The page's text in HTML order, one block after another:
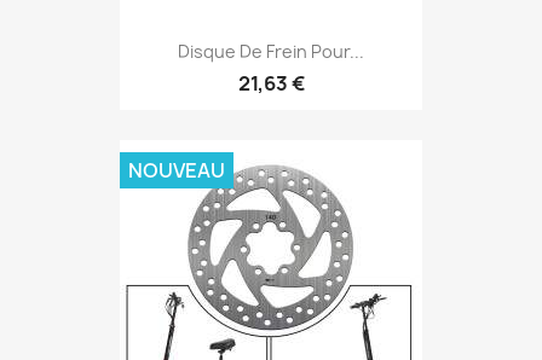
Disque De Frein Pour...
21,63 €
NOUVEAU